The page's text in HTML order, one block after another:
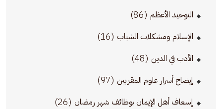
التوحيد الأعظم (86)
الإسلام ومشكلات الشباب (16)
الأدب في الدين (48)
إيضاح أسرار علوم المقربين (97)
إسعاف أهل الإيمان بوظائف شهر رمضان (26)